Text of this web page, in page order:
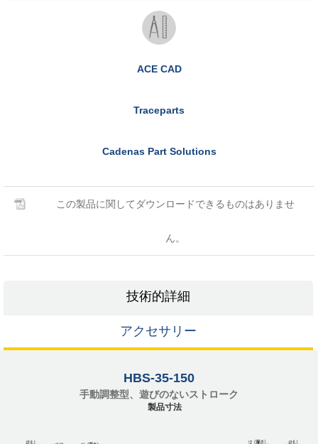
ACE CAD
Traceparts
Cadenas Part Solutions
この製品に関してダウンロードできるものはありませ
ん。
技術的詳細
アクセサリー
HBS-35-150
手動調整型、遊びのないストローク
製品寸法